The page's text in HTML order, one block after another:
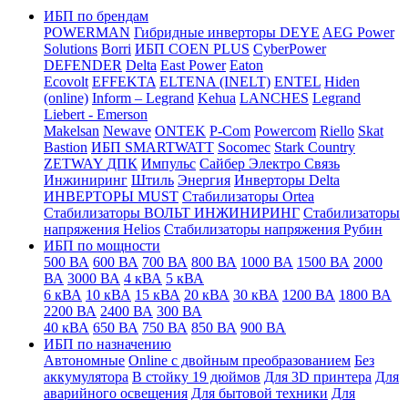
ИБП по брендам
POWERMAN Гибридные инверторы DEYE AEG Power
Solutions Borri ИБП COEN PLUS CyberPower
DEFENDER Delta East Power Eaton
Ecovolt EFFEKTA ELTENA (INELT) ENTEL Hiden
(online) Inform – Legrand Kehua LANCHES Legrand
Liebert - Emerson
Makelsan Newave ONTEK P-Com Powercom Riello Skat
Bastion ИБП SMARTWATT Socomec Stark Country
ZETWAY ДПК Импульс Сайбер Электро Связь
Инжиниринг Штиль Энергия Инверторы Delta
ИНВЕРТОРЫ MUST Стабилизаторы Ortea
Стабилизаторы ВОЛЬТ ИНЖИНИРИНГ Стабилизаторы
напряжения Helios Стабилизаторы напряжения Рубин
ИБП по мощности
500 ВА 600 ВА 700 ВА 800 ВА 1000 ВА 1500 ВА 2000
ВА 3000 ВА 4 кВА 5 кВА
6 кВА 10 кВА 15 кВА 20 кВА 30 кВА 1200 ВА 1800 ВА
2200 ВА 2400 ВА 300 ВА
40 кВА 650 ВА 750 ВА 850 ВА 900 ВА
ИБП по назначению
Автономные Online с двойным преобразованием Без
аккумулятора В стойку 19 дюймов Для 3D принтера Для
аварийного освещения Для бытовой техники Для